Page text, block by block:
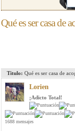
Qué es ser casa de
Titulo: Qué es ser casa de
Lorien
¡Adicto Total!
1688 mensajes